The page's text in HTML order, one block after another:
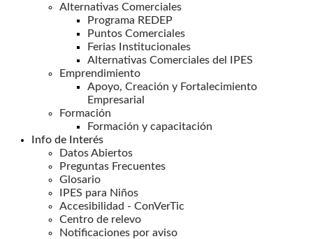
Alternativas Comerciales
Programa REDEP
Puntos Comerciales
Ferias Institucionales
Alternativas Comerciales del IPES
Emprendimiento
Apoyo, Creación y Fortalecimiento
Empresarial
Formación
Formación y capacitación
Info de Interés
Datos Abiertos
Preguntas Frecuentes
Glosario
IPES para Niños
Accesibilidad - ConVerTic
Centro de relevo
Notificaciones por aviso